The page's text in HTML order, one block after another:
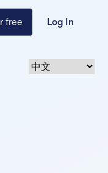
free Log In